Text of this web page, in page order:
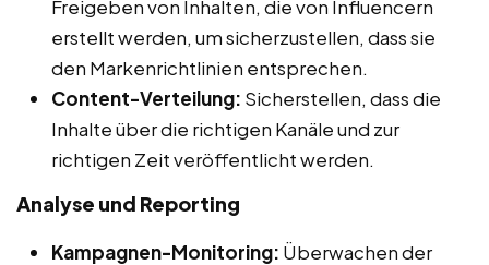
Freigeben von Inhalten, die von Influencern
erstellt werden, um sicherzustellen, dass sie
den Markenrichtlinien entsprechen.
Content-Verteilung: Sicherstellen, dass die
Inhalte über die richtigen Kanäle und zur
richtigen Zeit veröffentlicht werden.
Analyse und Reporting
Kampagnen-Monitoring: Überwachen der